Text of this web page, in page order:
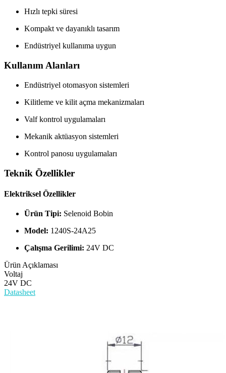
Hızlı tepki süresi
Kompakt ve dayanıklı tasarım
Endüstriyel kullanıma uygun
Kullanım Alanları
Endüstriyel otomasyon sistemleri
Kilitleme ve kilit açma mekanizmaları
Valf kontrol uygulamaları
Mekanik aktüasyon sistemleri
Kontrol panosu uygulamaları
Teknik Özellikler
Elektriksel Özellikler
Ürün Tipi: Selenoid Bobin
Model: 1240S-24A25
Çalışma Gerilimi: 24V DC
Ürün Açıklaması
Voltaj
24V DC
Datasheet